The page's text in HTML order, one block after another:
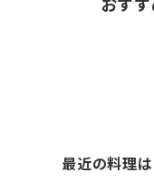
最近の料理